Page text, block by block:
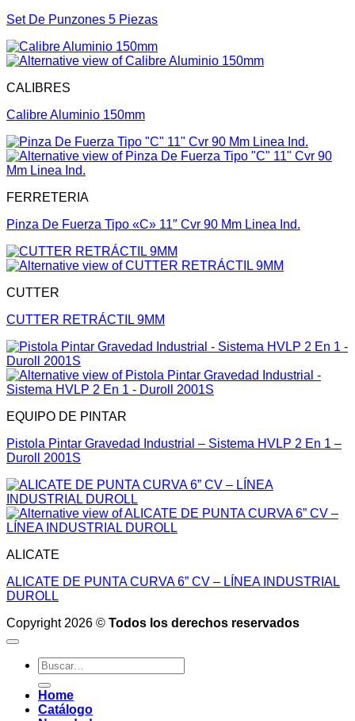
Set De Punzones 5 Piezas
CALIBRES
Calibre Aluminio 150mm
FERRETERIA
Pinza De Fuerza Tipo «C» 11″ Cvr 90 Mm Linea Ind.
CUTTER
CUTTER RETRÁCTIL 9MM
EQUIPO DE PINTAR
Pistola Pintar Gravedad Industrial – Sistema HVLP 2 En 1 –
Duroll 2001S
ALICATE
ALICATE DE PUNTA CURVA 6” CV – LÍNEA INDUSTRIAL
DUROLL
Copyright 2026 © Todos los derechos reservados
Buscar
por:
Home
Catálogo